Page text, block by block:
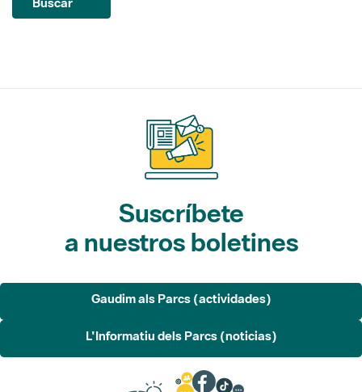
Suscríbete
a nuestros boletines
Gaudim als Parcs (actividades)